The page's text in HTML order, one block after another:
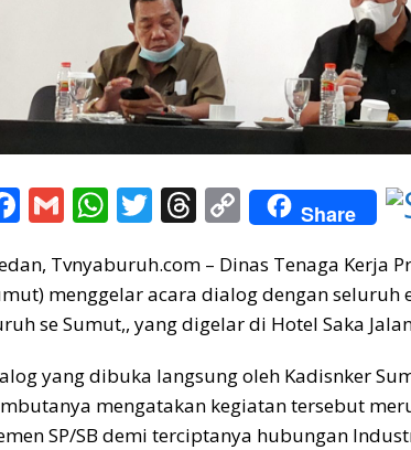
F
e
b
o
o
k
G
ai
l
W
at
s
A
p
p
T
itt
er
T
re
a
d
s
C
o
p
y
Li
n
k
Share
Tvnyaburuh.com – Dinas Tenaga Kerja
menggelar acara dialog dengan seluruh
se Sumut,, yang digelar di Hotel Saka
yang dibuka langsung oleh Kadisnker
mengatakan kegiatan tersebut
SP/SB demi terciptanya hubungan